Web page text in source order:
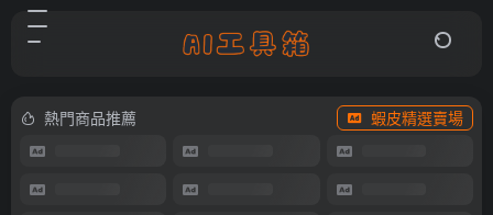
熱門商品推薦 蝦皮精選賣場